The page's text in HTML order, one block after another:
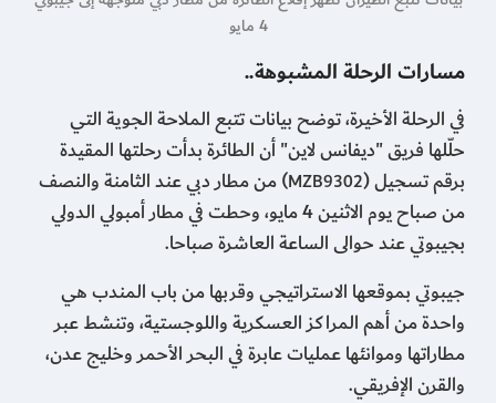
4 مايو
مسارات الرحلة المشبوهة..
في الرحلة الأخيرة، توضح بيانات تتبع الملاحة الجوية التي
حلّلها فريق "ديفانس لاين" أن الطائرة بدأت رحلتها المقيدة
برقم تسجيل (MZB9302) من مطار دبي عند الثامنة والنصف
من صباح يوم الاثنين 4 مايو، وحطت في مطار أمبولي الدولي
بجيبوتي عند حوالى الساعة العاشرة صباحا.
جيبوتي بموقعها الاستراتيجي وقربها من باب المندب هي
واحدة من أهم المراكز العسكرية واللوجستية، وتنشط عبر
مطاراتها وموانئها عمليات عابرة في البحر الأحمر وخليج عدن،
والقرن الإفريقي.